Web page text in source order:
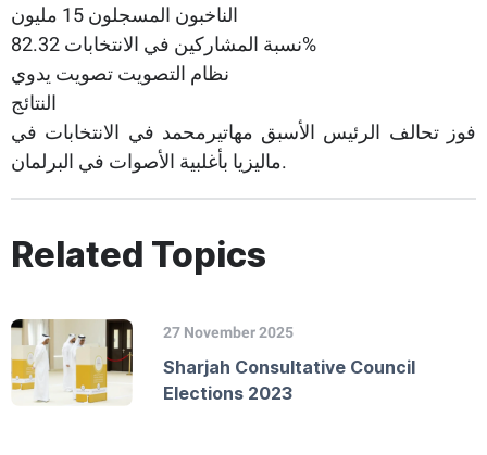
الناخبون المسجلون 15 مليون
نسبة المشاركين في الانتخابات 82.32%
نظام التصويت تصويت يدوي
النتائج
فوز تحالف الرئيس الأسبق مهاتيرمحمد في الانتخابات في
ماليزيا بأغلبية الأصوات في البرلمان.
Related Topics
27 November 2025
Sharjah Consultative Council
Elections 2023